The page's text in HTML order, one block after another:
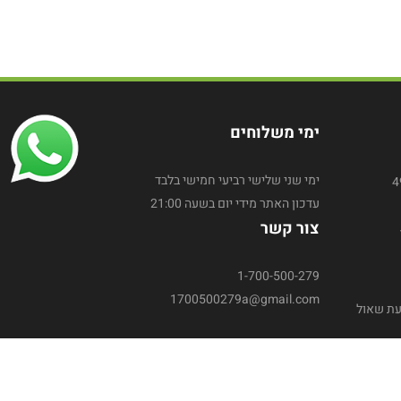
ימי משלוחים
ימי שני שלישי רביעי חמישי בלבד
עדכון האתר מידי יום בשעה 21:00
צור קשר
1-700-500-279
1700500279a@gmail.com
שאול